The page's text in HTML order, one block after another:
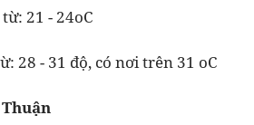
21 - 24oC
28 - 31 độ, có nơi trên 31 oC